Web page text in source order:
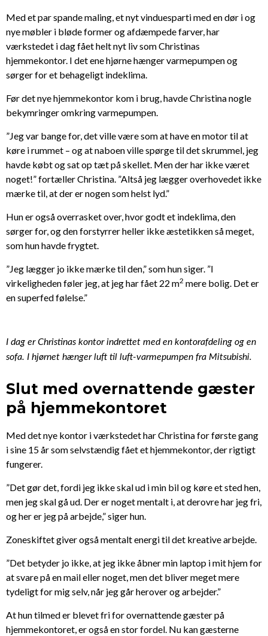
Med et par spande maling, et nyt vinduesparti med en dør i og
nye møbler i bløde former og afdæmpede farver, har
værkstedet i dag fået helt nyt liv som Christinas
hjemmekontor. I det ene hjørne hænger varmepumpen og
sørger for et behageligt indeklima.
Før det nye hjemmekontor kom i brug, havde Christina nogle
bekymringer omkring varmepumpen.
”Jeg var bange for, det ville være som at have en motor til at
køre i rummet – og at naboen ville spørge til det skrummel, jeg
havde købt og sat op tæt på skellet. Men der har ikke været
noget!” fortæller Christina. ”Altså jeg lægger overhovedet ikke
mærke til, at der er nogen som helst lyd.”
Hun er også overrasket over, hvor godt et indeklima, den
sørger for, og den forstyrrer heller ikke æstetikken så meget,
som hun havde frygtet.
”Jeg lægger jo ikke mærke til den,” som hun siger. ”I
virkeligheden føler jeg, at jeg har fået 22 m2 mere bolig. Det er
en superfed følelse.”
I dag er Christinas kontor indrettet med en kontorafdeling og en
sofa. I hjørnet hænger luft til luft-varmepumpen fra Mitsubishi.
Slut med overnattende gæster
på hjemmekontoret
Med det nye kontor i værkstedet har Christina for første gang
i sine 15 år som selvstændig fået et hjemmekontor, der rigtigt
fungerer.
”Det gør det, fordi jeg ikke skal ud i min bil og køre et sted hen,
men jeg skal gå ud. Der er noget mentalt i, at derovre har jeg fri,
og her er jeg på arbejde,” siger hun.
Zoneskiftet giver også mentalt energi til det kreative arbejde.
”Det betyder jo ikke, at jeg ikke åbner min laptop i mit hjem for
at svare på en mail eller noget, men det bliver meget mere
tydeligt for mig selv, når jeg går herover og arbejder.”
At hun tilmed er blevet fri for overnattende gæster på
hjemmekontoret, er også en stor fordel. Nu kan gæsterne